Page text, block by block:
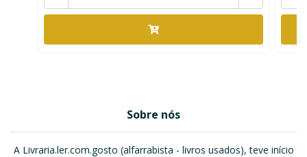
Sobre nós
A Livraria.ler.com.gosto (alfarrabista - livros usados), teve início